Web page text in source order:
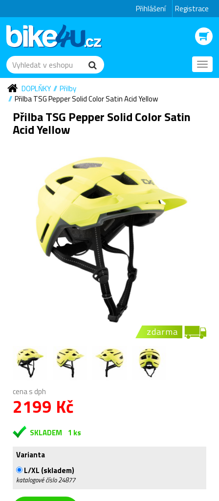
Přihlášení Registrace
DOPLŇKY
Přilby
Přilba TSG Pepper Solid Color Satin Acid Yellow
Přilba TSG Pepper Solid Color Satin
Acid Yellow
zdarma
cena s dph
2199 Kč
SKLADEM 1 ks
Varianta
L/XL (skladem)
katalogové číslo24877